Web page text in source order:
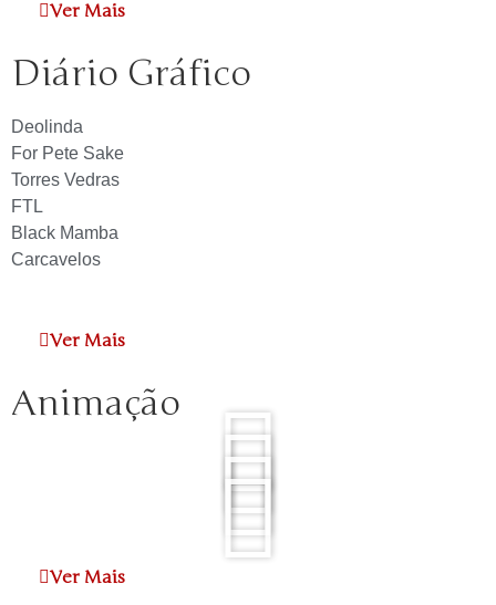
Ver Mais
Diário Gráfico
Deolinda
For Pete Sake
Torres Vedras
FTL
Black Mamba
Carcavelos
Ver Mais
Animação
Ver Mais